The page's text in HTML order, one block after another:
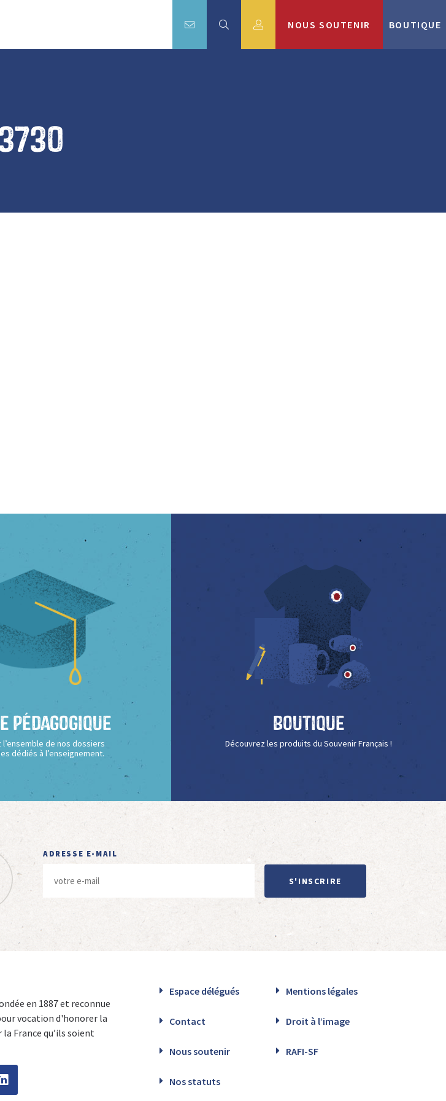
NOUS SOUTENIR BOUTIQUE
Pédagogique
de nos dossiers
dédiés à l’enseignement.
Boutique
Découvrez les produits du Souvenir Français !
ADRESSE E-MAIL
S'INSCRIRE
en 1887 et reconnue
vocation d'honorer la
France qu’ils soient
Espace délégués Mentions légales
Contact Droit à l’image
Nous soutenir RAFI-SF
Nos statuts